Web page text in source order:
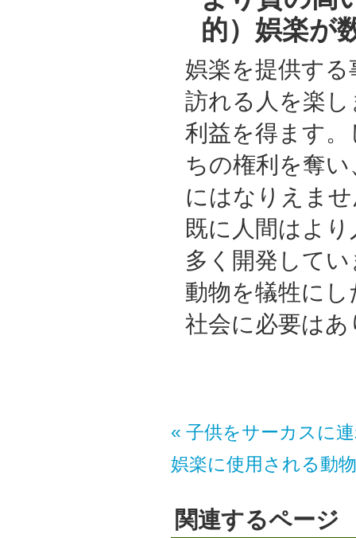
的）娯楽が
娯楽を提供す
訪れる人を楽
利益を得ます
ちの権利を奪
にはなりえま
既に人間はよ
多く開発して
動物を犠牲に
社会に必要は
« 子供をサーカスに
娯楽に使用される動
関連するページ